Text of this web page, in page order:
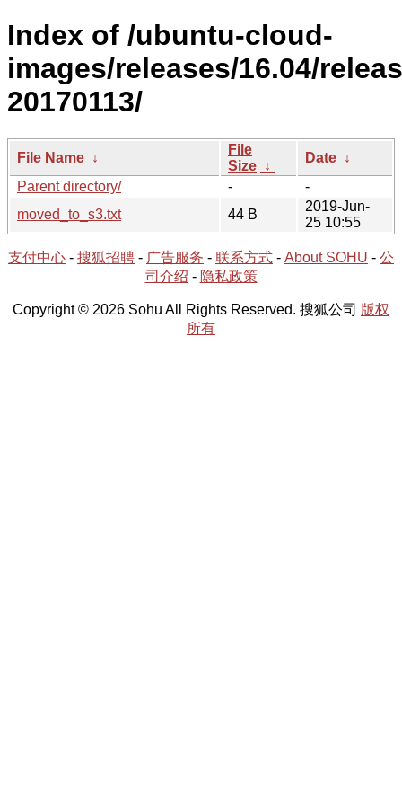
Index of /ubuntu-cloud-
images/releases/16.04/
20170113/
File Name ↓
File
Size ↓
Date ↓
Parent directory/
-
-
moved_to_s3.txt
44 B
2019-Jun-
25 10:55
支付中心 - 搜狐招聘 - 广告服务 - 联系方式 - About SOHU - 公
司介绍 - 隐私政策
Copyright © 2026 Sohu All Rights Reserved. 搜狐公司 版权
所有